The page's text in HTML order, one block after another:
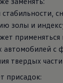
стабильности,
золы и
применяться
автомобилей с
твердых
присадок: